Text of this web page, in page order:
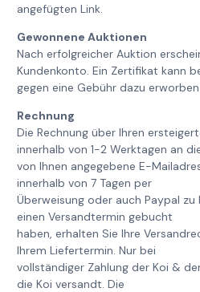
angefügten Link.
Gewonnene Auktionen
Nach erfolgreicher Auktion
Kundenkonto. Ein Zertifikat kann
gegen eine Gebühr dazu
Rechnung
Die Rechnung über Ihren
innerhalb von 1-2 Werktagen an
von Ihnen angegebene E-
innerhalb von 7 Tagen per
Überweisung oder auch Paypal zu
einen Versandtermin gebucht
haben, erhalten Sie Ihre
Ihrem Liefertermin. Nur bei
vollständiger Zahlung der Koi &
die Koi versandt. Die